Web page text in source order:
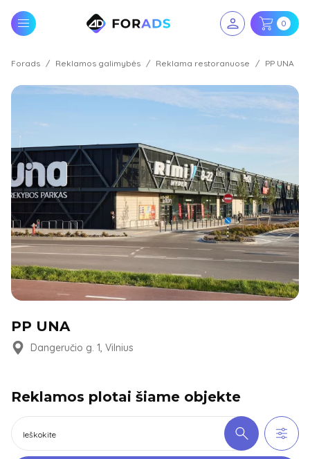
0
Forads Reklamos galimybės Reklama restoranuose PP UNA
PP UNA
Dangeručio g. 1, Vilnius
Reklamos plotai šiame objekte